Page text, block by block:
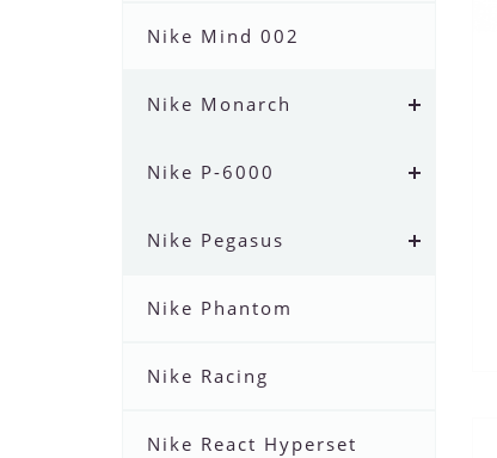
Nike Mind 002
Nike Monarch
Nike P-6000
Nike Pegasus
Nike Phantom
Nike Racing
Nike React Hyperset